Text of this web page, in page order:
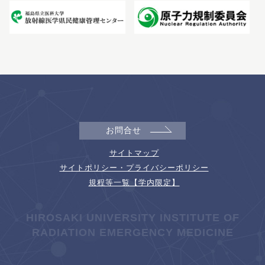
お問合せ
サイトマップ
サイトポリシー・プライバシーポリシー
規程等一覧【学内限定】
HIROSAKI UNIVERSITY INSTITUTE OF
RADIATION EMERGENCY MEDICINE